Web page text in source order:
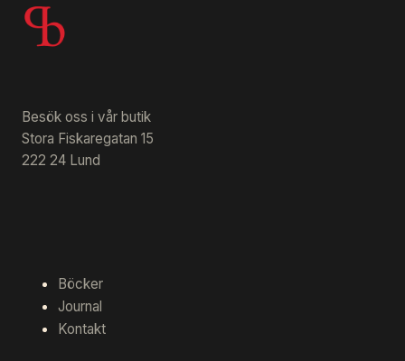
Besök oss i vår butik
Stora Fiskaregatan 15
222 24 Lund
Böcker
Journal
Kontakt